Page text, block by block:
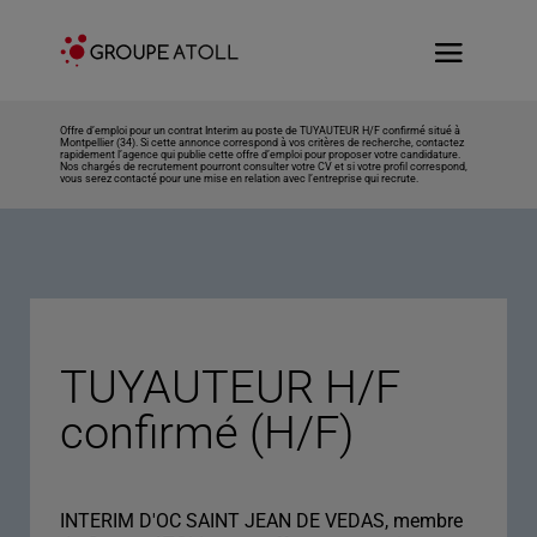
Offre d’emploi pour un contrat Interim au poste de TUYAUTEUR H/F confirmé situé à
Montpellier (34). Si cette annonce correspond à vos critères de recherche, contactez
rapidement l’agence qui publie cette offre d’emploi pour proposer votre candidature.
Nos chargés de recrutement pourront consulter votre CV et si votre profil correspond,
vous serez contacté pour une mise en relation avec l’entreprise qui recrute.
TUYAUTEUR H/F
confirmé (H/F)
INTERIM D'OC SAINT JEAN DE VEDAS, membre